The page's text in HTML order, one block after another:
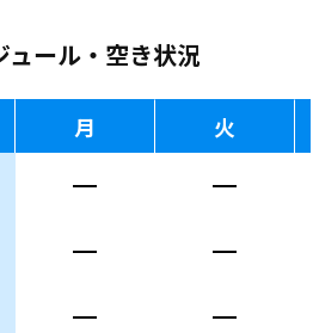
ュール・空き状況
月 火
ー ー
ー ー
ー ー